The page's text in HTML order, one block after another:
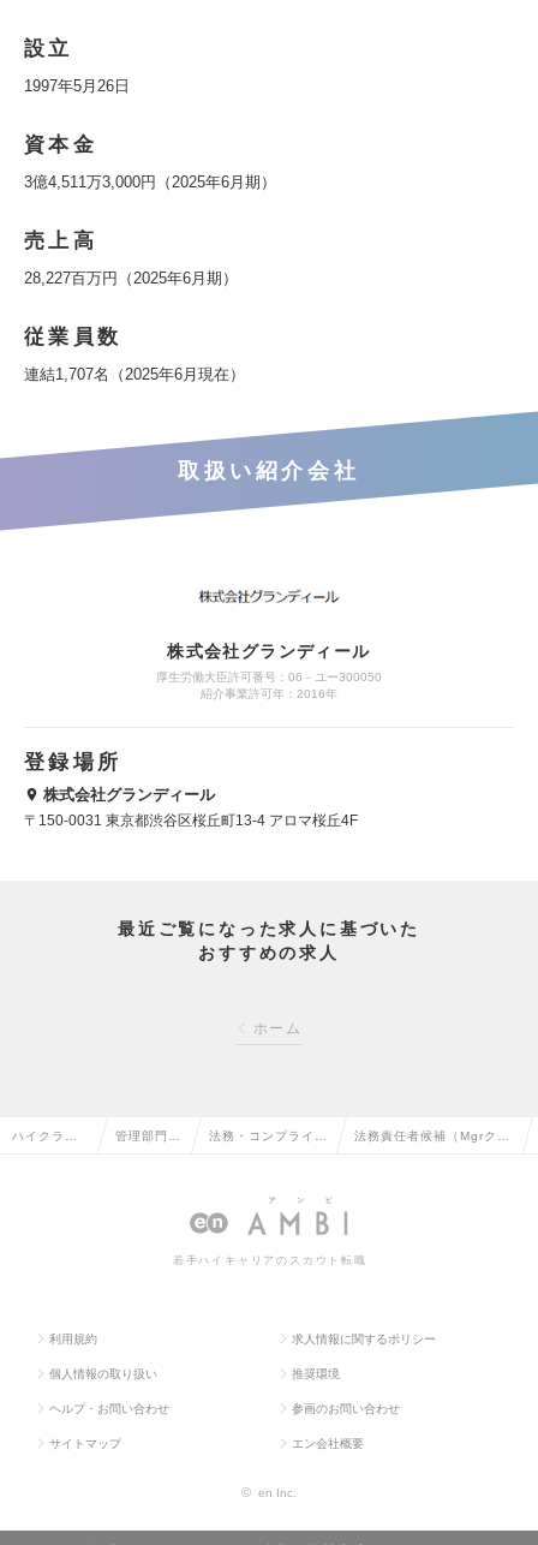
設立
1997年5月26日
資本金
3億4,511万3,000円（2025年6月期）
売上高
28,227百万円（2025年6月期）
従業員数
連結1,707名（2025年6月現在）
取扱い紹介会社
株式会社グランディール
厚生労働大臣許可番号：06－ユー300050
紹介事業許可年：2016年
登録場所
株式会社グランディール
〒150-0031 東京都渋谷区桜丘町13-4 アロマ桜丘4F
最近ご覧になった求人に基づいた
おすすめの求人
ホーム
ハイクラス 管理部門系 法務・コンプライア 法務責任者候補（Mgrクラ
若手ハイキャリアのスカウト転職
利用規約 求人情報に関するポリシー
個人情報の取り扱い 推奨環境
ヘルプ・お問い合わせ 参画のお問い合わせ
サイトマップ エン会社概要
© en Inc.